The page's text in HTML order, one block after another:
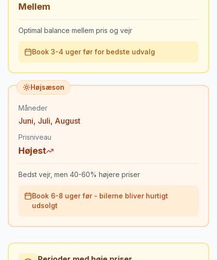
Mellem
Optimal balance mellem pris og vejr
Book 3-4 uger før for bedste udvalg
Højsæson
Måneder
Juni, Juli, August
Prisniveau
Højest
Bedst vejr, men 40-60% højere priser
Book 6-8 uger før - bilerne bliver hurtigt
udsolgt